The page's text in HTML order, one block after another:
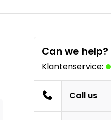
Can we help?
Klantenservice:
Call us